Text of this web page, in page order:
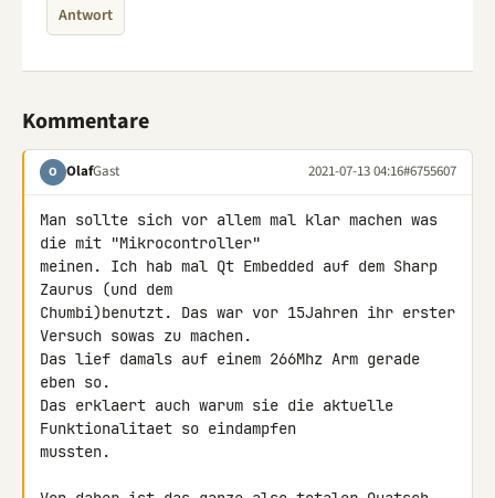
Antwort
Kommentare
O OlafGast 2021-07-13 04:16#6755607
Man sollte sich vor allem mal klar machen was
die mit "Mikrocontroller"
meinen. Ich hab mal Qt Embedded auf dem Sharp
Zaurus (und dem
Chumbi)benutzt. Das war vor 15Jahren ihr erster
Versuch sowas zu machen.
Das lief damals auf einem 266Mhz Arm gerade
eben so.
Das erklaert auch warum sie die aktuelle
Funktionalitaet so eindampfen
mussten.